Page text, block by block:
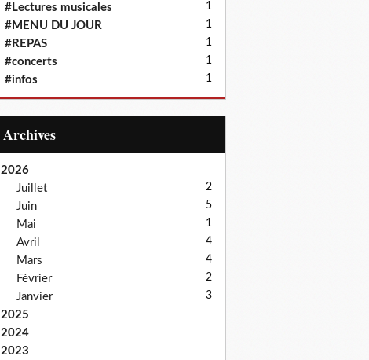
#Lectures musicales 1
#MENU DU JOUR 1
#REPAS 1
#concerts 1
#infos 1
Archives
2026
Juillet
2
Juin 5
Mai 1
Avril 4
Mars 4
Février 2
Janvier 3
2025
2024
2023